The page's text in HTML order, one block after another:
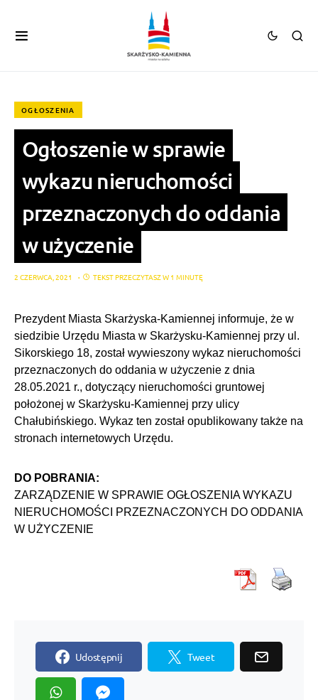
OGŁOSZENIA
Ogłoszenie w sprawie
wykazu nieruchomości
przeznaczonych do oddania
w użyczenie
2 CZERWCA, 2021 TEKST PRZECZYTASZ W 1 MINUTĘ
Prezydent Miasta Skarżyska-Kamiennej informuje, że w
siedzibie Urzędu Miasta w Skarżysku-Kamiennej przy ul.
Sikorskiego 18, został wywieszony wykaz nieruchomości
przeznaczonych do oddania w użyczenie z dnia
28.05.2021 r., dotyczący nieruchomości gruntowej
położonej w Skarżysku-Kamiennej przy ulicy
Chałubińskiego. Wykaz ten został opublikowany także na
stronach internetowych Urzędu.
DO POBRANIA:
ZARZĄDZENIE W SPRAWIE OGŁOSZENIA WYKAZU
NIERUCHOMOŚCI PRZEZNACZONYCH DO ODDANIA
W UŻYCZENIE
Udostępnij Tweet